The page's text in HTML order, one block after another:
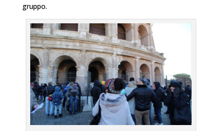
gruppo.